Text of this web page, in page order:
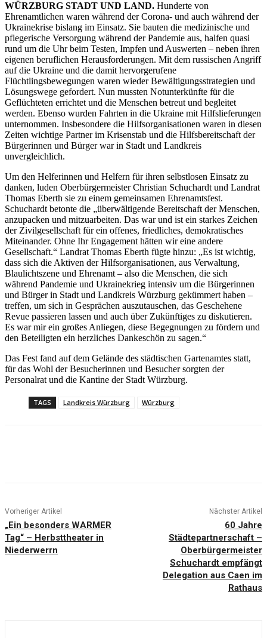
WÜRZBURG STADT UND LAND. Hunderte von
Ehrenamtlichen waren während der Corona- und auch während der
Ukrainekrise bislang im Einsatz. Sie bauten die medizinische und
pflegerische Versorgung während der Pandemie aus, halfen quasi
rund um die Uhr beim Testen, Impfen und Auswerten – neben ihren
eigenen beruflichen Herausforderungen. Mit dem russischen Angriff
auf die Ukraine und die damit hervorgerufene
Flüchtlingsbewegungen waren wieder Bewältigungsstrategien und
Lösungswege gefordert. Nun mussten Notunterkünfte für die
Geflüchteten errichtet und die Menschen betreut und begleitet
werden. Ebenso wurden Fahrten in die Ukraine mit Hilfslieferungen
unternommen. Insbesondere die Hilfsorganisationen waren in diesen
Zeiten wichtige Partner im Krisenstab und die Hilfsbereitschaft der
Bürgerinnen und Bürger war in Stadt und Landkreis
unvergleichlich.
Um den Helferinnen und Helfern für ihren selbstlosen Einsatz zu
danken, luden Oberbürgermeister Christian Schuchardt und Landrat
Thomas Eberth sie zu einem gemeinsamen Ehrenamtsfest.
Schuchardt betonte die „überwältigende Bereitschaft der Menschen,
anzupacken und mitzuarbeiten. Das war und ist ein starkes Zeichen
der Zivilgesellschaft für ein offenes, friedliches, demokratisches
Miteinander. Ohne Ihr Engagement hätten wir eine andere
Gesellschaft.“ Landrat Thomas Eberth fügte hinzu: „Es ist wichtig,
dass sich die Aktiven der Hilfsorganisationen, aus Verwaltung,
Blaulichtszene und Ehrenamt – also die Menschen, die sich
während Pandemie und Ukrainekrieg intensiv um die Bürgerinnen
und Bürger in Stadt und Landkreis Würzburg gekümmert haben –
treffen, um sich in Gesprächen auszutauschen, das Geschehene
Revue passieren lassen und auch über Zukünftiges zu diskutieren.
Es war mir ein großes Anliegen, diese Begegnungen zu fördern und
den Beteiligten ein herzliches Dankeschön zu sagen.“
Das Fest fand auf dem Gelände des städtischen Gartenamtes statt,
für das Wohl der Besucherinnen und Besucher sorgten der
Personalrat und die Kantine der Stadt Würzburg.
TAGS Landkreis Würzburg Würzburg
Vorheriger Artikel
„Ein besonders WARMER
Tag“ – Herbsttheater in
Niederwerrn
Nächster Artikel
60 Jahre
Städtepartnerschaft –
Oberbürgermeister
Schuchardt empfängt
Delegation aus Caen im
Rathaus